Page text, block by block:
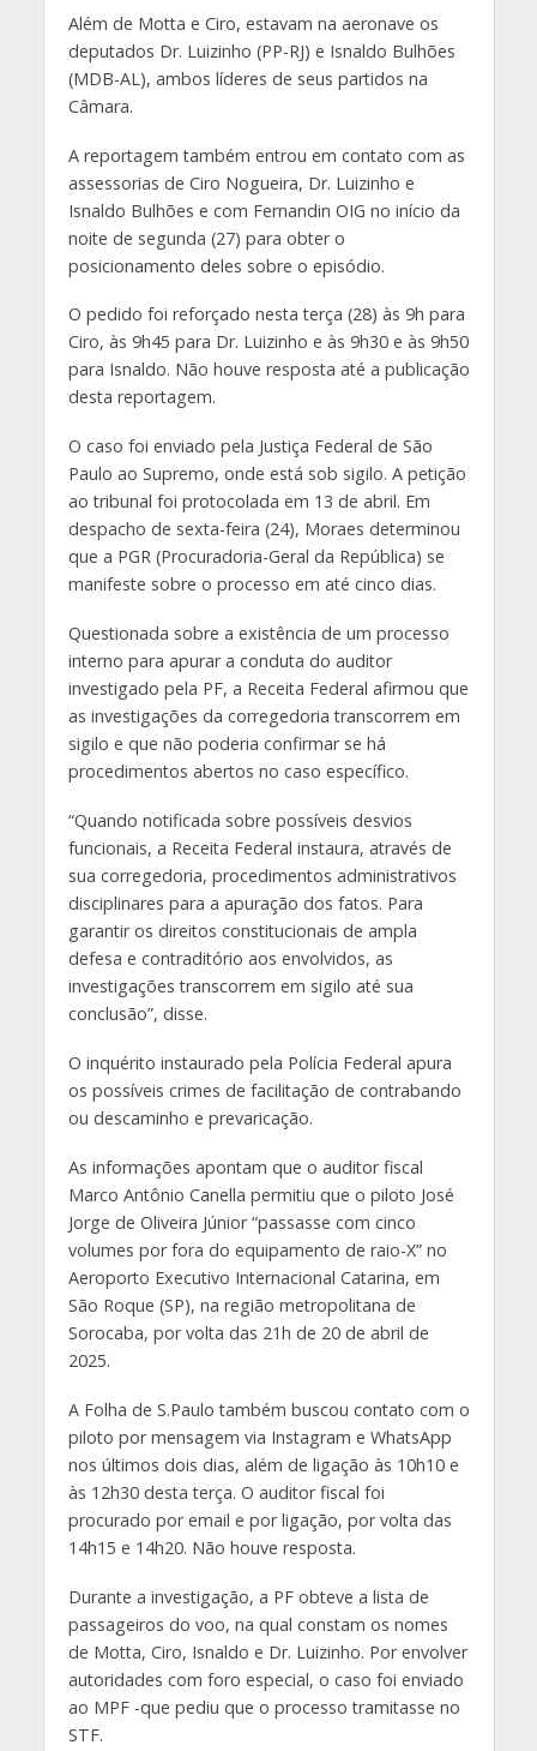
Além de Motta e Ciro, estavam na aeronave os
deputados Dr. Luizinho (PP-RJ) e Isnaldo Bulhões
(MDB-AL), ambos líderes de seus partidos na
Câmara.
A reportagem também entrou em contato com as
assessorias de Ciro Nogueira, Dr. Luizinho e
Isnaldo Bulhões e com Fernandin OIG no início da
noite de segunda (27) para obter o
posicionamento deles sobre o episódio.
O pedido foi reforçado nesta terça (28) às 9h para
Ciro, às 9h45 para Dr. Luizinho e às 9h30 e às 9h50
para Isnaldo. Não houve resposta até a publicação
desta reportagem.
O caso foi enviado pela Justiça Federal de São
Paulo ao Supremo, onde está sob sigilo. A petição
ao tribunal foi protocolada em 13 de abril. Em
despacho de sexta-feira (24), Moraes determinou
que a PGR (Procuradoria-Geral da República) se
manifeste sobre o processo em até cinco dias.
Questionada sobre a existência de um processo
interno para apurar a conduta do auditor
investigado pela PF, a Receita Federal afirmou que
as investigações da corregedoria transcorrem em
sigilo e que não poderia confirmar se há
procedimentos abertos no caso específico.
“Quando notificada sobre possíveis desvios
funcionais, a Receita Federal instaura, através de
sua corregedoria, procedimentos administrativos
disciplinares para a apuração dos fatos. Para
garantir os direitos constitucionais de ampla
defesa e contraditório aos envolvidos, as
investigações transcorrem em sigilo até sua
conclusão”, disse.
O inquérito instaurado pela Polícia Federal apura
os possíveis crimes de facilitação de contrabando
ou descaminho e prevaricação.
As informações apontam que o auditor fiscal
Marco Antônio Canella permitiu que o piloto José
Jorge de Oliveira Júnior “passasse com cinco
volumes por fora do equipamento de raio-X” no
Aeroporto Executivo Internacional Catarina, em
São Roque (SP), na região metropolitana de
Sorocaba, por volta das 21h de 20 de abril de
2025.
A Folha de S.Paulo também buscou contato com o
piloto por mensagem via Instagram e WhatsApp
nos últimos dois dias, além de ligação às 10h10 e
às 12h30 desta terça. O auditor fiscal foi
procurado por email e por ligação, por volta das
14h15 e 14h20. Não houve resposta.
Durante a investigação, a PF obteve a lista de
passageiros do voo, na qual constam os nomes
de Motta, Ciro, Isnaldo e Dr. Luizinho. Por envolver
autoridades com foro especial, o caso foi enviado
ao MPF -que pediu que o processo tramitasse no
STF.